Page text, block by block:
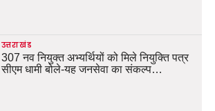
उत्तराखंड
307 नव नियुक्त अभ्यर्थियों को मिले नियुक्ति पत्र
सीएम धामी बोले-यह जनसेवा का संकल्प…